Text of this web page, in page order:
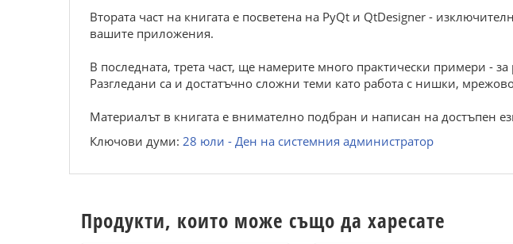
Втората част на книгата е посветена на PyQt и QtDesigner -
вашите приложения.
В последната, трета част, ще намерите много практически примери -
Разгледани са и достатъчно сложни теми като работа с нишки,
Материалът в книгата е внимателно подбран и написан на достъпен
Ключови думи: 28 юли - Ден на системния администратор
Продукти, които може също да харесате